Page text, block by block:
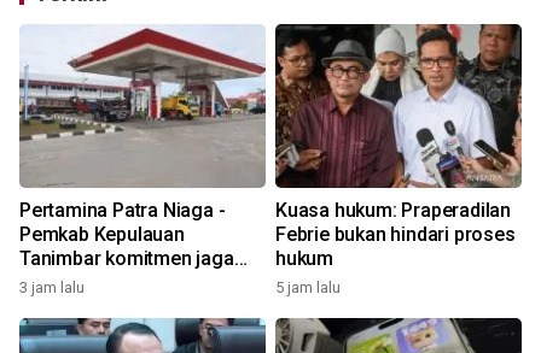
Pertamina Patra Niaga -
Pemkab Kepulauan
Tanimbar komitmen jaga
keandalan suplai BBM di
3 jam lalu
Kuasa hukum: Praperadilan
Febrie bukan hindari proses
hukum
5 jam lalu